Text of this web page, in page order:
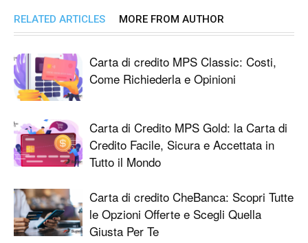
RELATED ARTICLES MORE FROM AUTHOR
Carta di credito MPS Classic: Costi,
Come Richiederla e Opinioni
Carta di Credito MPS Gold: la Carta di
Credito Facile, Sicura e Accettata in
Tutto il Mondo
Carta di credito CheBanca: Scopri Tutte
le Opzioni Offerte e Scegli Quella
Giusta Per Te